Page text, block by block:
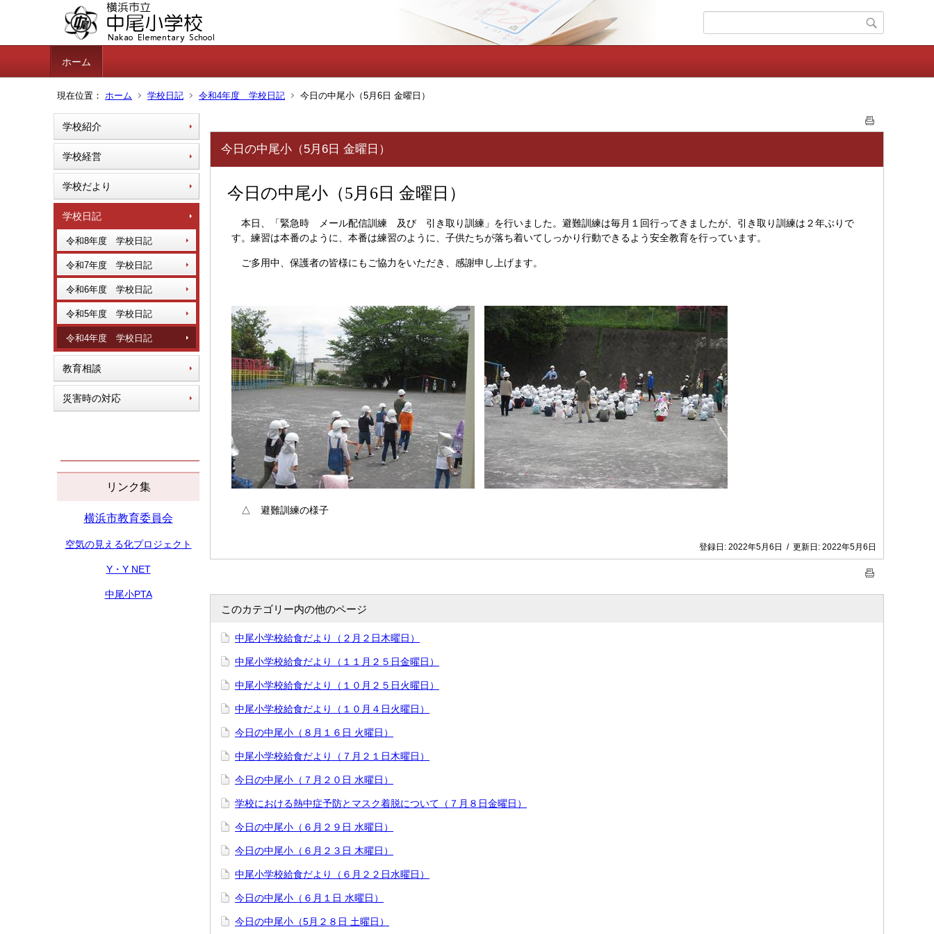
ホーム
現在位置： ホーム 学校日記 令和4年度 学校日記 今日の中尾小（5月6日 金曜日）
学校紹介
学校経営
学校だより
学校日記
令和8年度 学校日記
令和7年度 学校日記
令和6年度 学校日記
令和5年度 学校日記
令和4年度 学校日記
教育相談
災害時の対応
リンク集
横浜市教育委員会
空気の見える化プロジェクト
Y・Y NET
中尾小PTA
今日の中尾小（5月6日 金曜日）
今日の中尾小（5 月6日 金曜日）
本日、「緊急時 メール配信訓練 及び 引き取り訓練」を行いました。避難訓練は毎月１回行ってきましたが、引き取り訓練は２年ぶりで
す。練習は本番のように、本番は練習のように、子供たちが落ち着いてしっかり行動できるよう安全教育を行っています。
ご多用中、保護者の皆様にもご協力をいただき、感謝申し上げます。
△ 避難訓練の様子
登録日: 2022年5月6日 / 更新日: 2022年5月6日
このカテゴリー内の他のページ
中尾小学校給食だより（２月２日木曜日）
中尾小学校給食だより（１１月２５日金曜日）
中尾小学校給食だより（１０月２５日火曜日）
中尾小学校給食だより（１０月４日火曜日）
今日の中尾小（８月１６日 火曜日）
中尾小学校給食だより（７月２１日木曜日）
今日の中尾小（７月２０日 水曜日）
学校における熱中症予防とマスク着脱について（７月８日金曜日）
今日の中尾小（６月２９日 水曜日）
今日の中尾小（６月２３日 木曜日）
中尾小学校給食だより（６月２２日水曜日）
今日の中尾小（６月１日 水曜日）
今日の中尾小（5月２８日 土曜日）